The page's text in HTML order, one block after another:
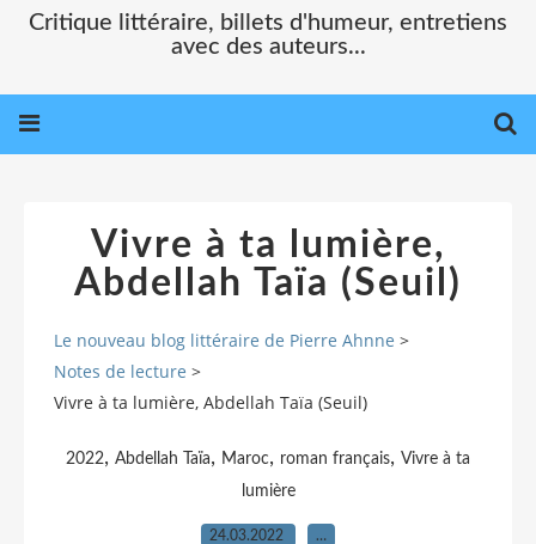
Critique littéraire, billets d'humeur, entretiens
avec des auteurs...
Vivre à ta lumière,
Abdellah Taïa (Seuil)
Le nouveau blog littéraire de Pierre Ahnne >
Notes de lecture >
Vivre à ta lumière, Abdellah Taïa (Seuil)
2022, Abdellah Taïa, Maroc, roman français, Vivre à ta
lumière
24.03.2022 …